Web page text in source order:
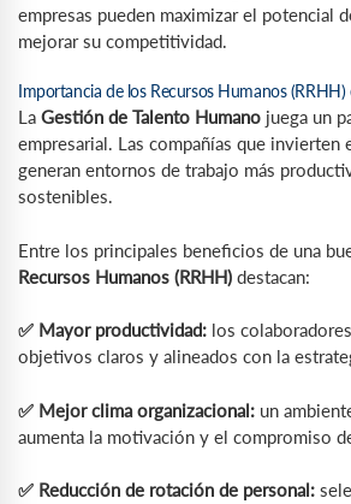
empresas pueden maximizar el potencial
mejorar su competitividad.
Importancia de los Recursos Humanos (RRHH)
La Gestión de Talento Humano juega un
empresarial. Las compañías que invierten
generan entornos de trabajo más
sostenibles.
Entre los principales beneficios de una
Recursos Humanos (RRHH) destacan:
✅ Mayor productividad: los
objetivos claros y alineados con la
✅ Mejor clima organizacional: un
aumenta la motivación y el compromiso
✅ Reducción de rotación de personal: